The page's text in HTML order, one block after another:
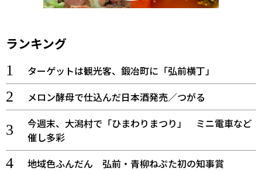
ランキング
ターゲットは観光客、鍛冶町に「弘前横丁」
メロン酵母で仕込んだ日本酒発売／つがる
今週末、大潟村で「ひまわりまつり」 ミニ電車など
催し多彩
地域色ふんだん 弘前・青柳ねぷた初の知事賞